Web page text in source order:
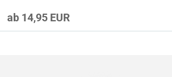
ab 14,95 EUR